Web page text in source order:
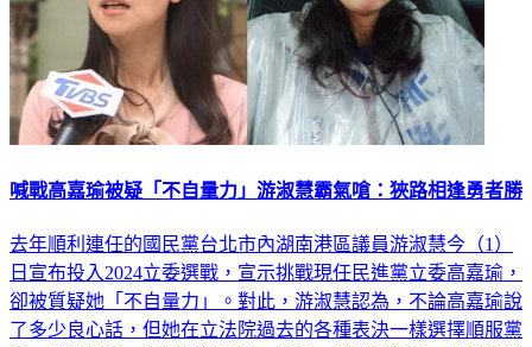
喊戰高嘉瑜被疑「不自量力」游淑慧霸氣嗆：狹路相逢勇者勝
去年順利連任的國民黨台北市內湖南港區議員游淑慧今（1）
日宣布投入2024立委選戰，宣示挑戰現任民進黨立委高嘉瑜，
卻被質疑她「不自量力」。對此，游淑慧認為，不論高嘉瑜說
了多少良心話，但她在立法院過去的各種表決一樣選擇順服黨